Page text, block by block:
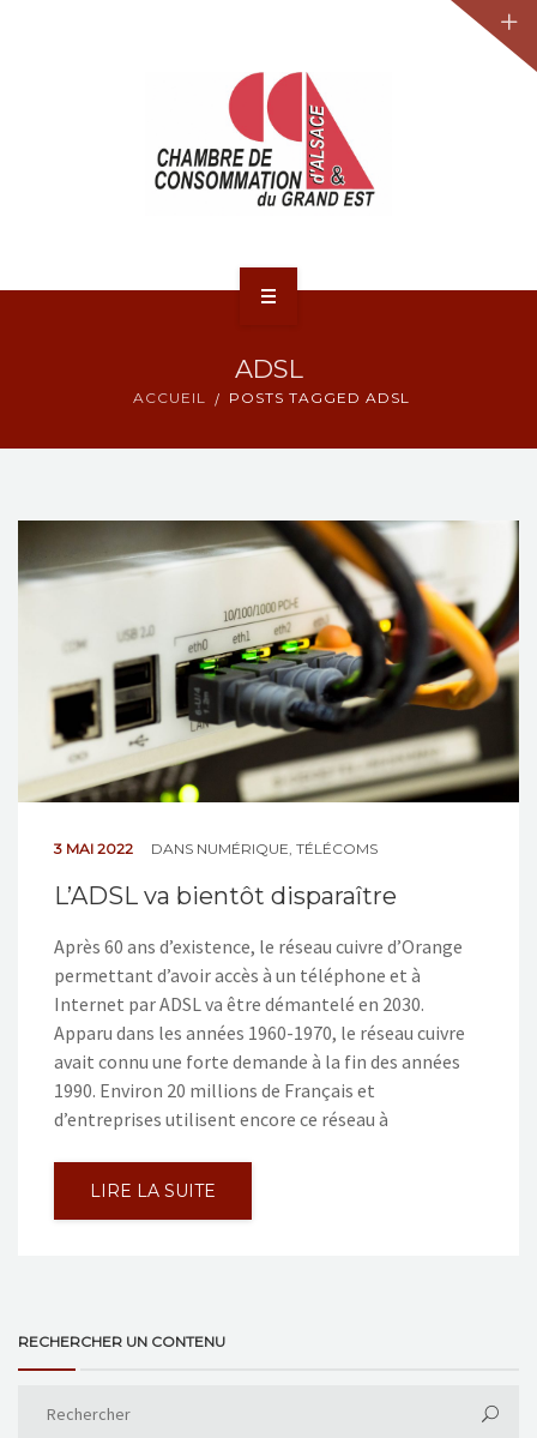
NOS ACTIONS
ADSL
ACCUEIL POSTS TAGGED ADSL
3 MAI 2022 DANS NUMÉRIQUE TÉLÉCOMS
L’ADSL va bientôt disparaître
Après 60 ans d’existence, le réseau cuivre d’Orange
permettant d’avoir accès à un téléphone et à
Internet par ADSL va être démantelé en 2030.
Apparu dans les années 1960-1970, le réseau cuivre
avait connu une forte demande à la fin des années
1990. Environ 20 millions de Français et
d’entreprises utilisent encore ce réseau à
LIRE LA SUITE
RECHERCHER UN CONTENU